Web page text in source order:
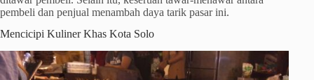
pembeli dan penjual menambah daya tarik pasar ini.
Mencicipi Kuliner Khas Kota Solo